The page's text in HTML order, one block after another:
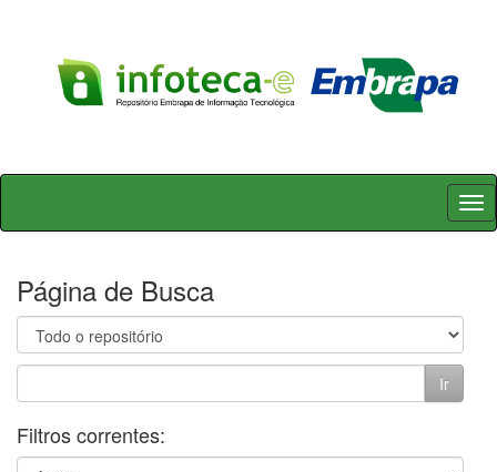
Skip
Página de Busca
Filtros correntes: